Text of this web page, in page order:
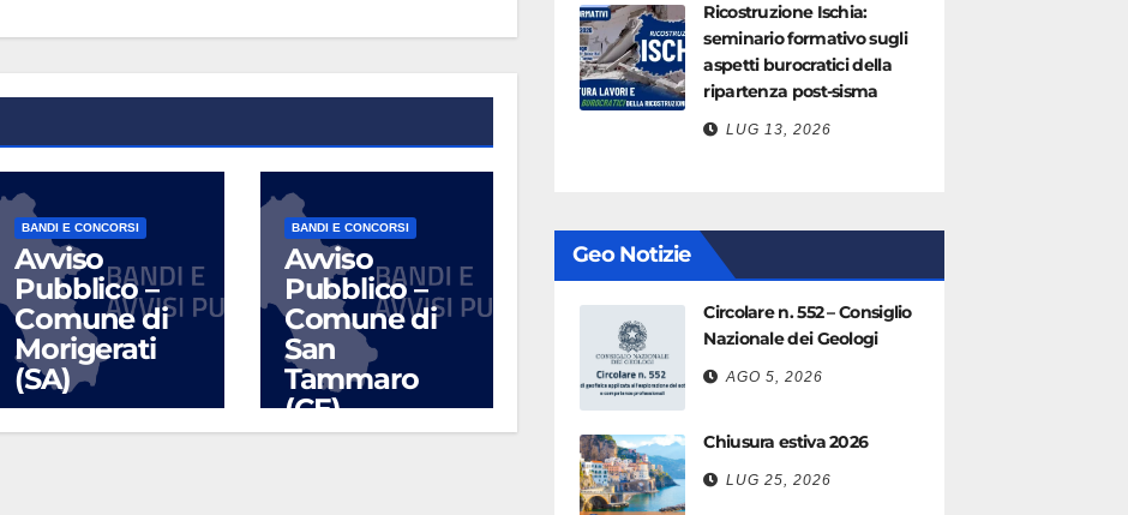
BANDI E CONCORSI
Avviso
Pubblico –
Comune di
Morigerati
(SA)
BANDI E CONCORSI
Avviso
Pubblico –
Comune di
San
Tammaro
(CE)
LUG 10, 2026
Ricostruzione Ischia:
seminario formativo sugli
aspetti burocratici della
ripartenza post-sisma
LUG 13, 2026
Geo Notizie
Circolare n. 552 – Consiglio
Nazionale dei Geologi
AGO 5, 2026
Chiusura estiva 2026
LUG 25, 2026